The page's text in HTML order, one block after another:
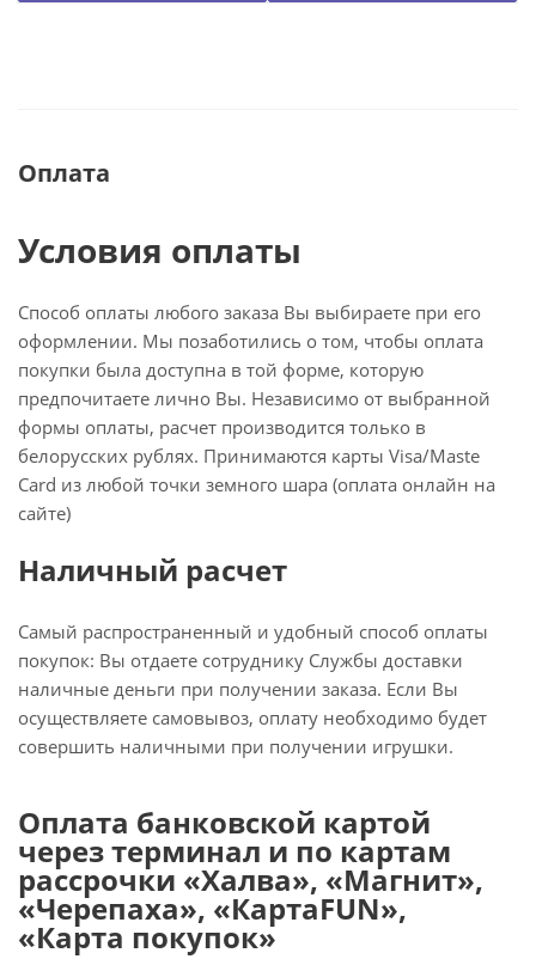
Оплата
Условия оплаты
Способ оплаты любого заказа Вы выбираете при его
оформлении. Мы позаботились о том, чтобы оплата
покупки была доступна в той форме, которую
предпочитаете лично Вы. Независимо от выбранной
формы оплаты, расчет производится только в
белорусских рублях. Принимаются карты Visa/Maste
Card из любой точки земного шара (оплата онлайн на
сайте)
Наличный расчет
Самый распространенный и удобный способ оплаты
покупок: Вы отдаете сотруднику Службы доставки
наличные деньги при получении заказа. Если Вы
осуществляете самовывоз, оплату необходимо будет
совершить наличными при получении игрушки.
Оплата банковской картой
через терминал и по картам
рассрочки «Халва», «Магнит»,
«Черепаха», «КартаFUN»,
«Карта покупок»